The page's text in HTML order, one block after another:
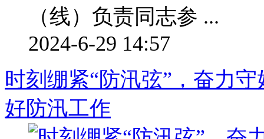
（线）负责同志参 ...
2024-6-29 14:57
时刻绷紧“防汛弦”，奋力
好防汛工作